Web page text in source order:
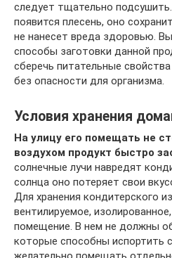
следует тщательно
появится плесень, оно
не нанесет вреда здоровью.
способы заготовки данной
сберечь питательные
без опасности для организма.
Условия хранения
На улицу его помещать не
воздухом продукт быстро
солнечные лучи навредят
солнца оно потеряет свои
Для хранения кондитерского
вентилируемое,
помещение. В нем не должны
которые способны испортить